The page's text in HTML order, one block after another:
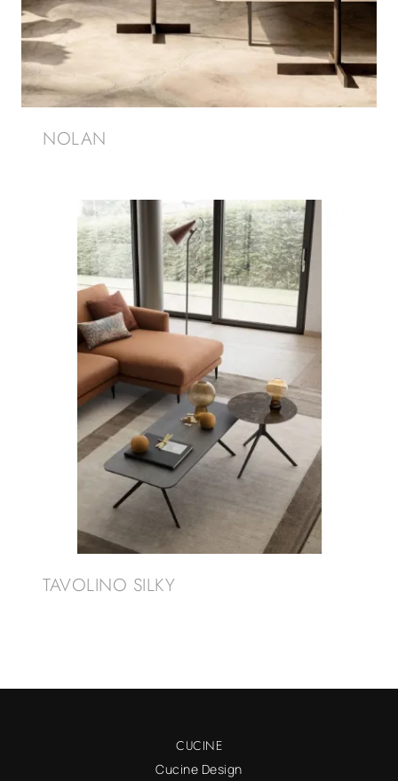
NOLAN
TAVOLINO SILKY
CUCINE
Cucine Design